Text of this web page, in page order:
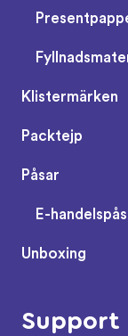
Klistermärken
Packtejp
Påsar
E-
Unboxing
Support